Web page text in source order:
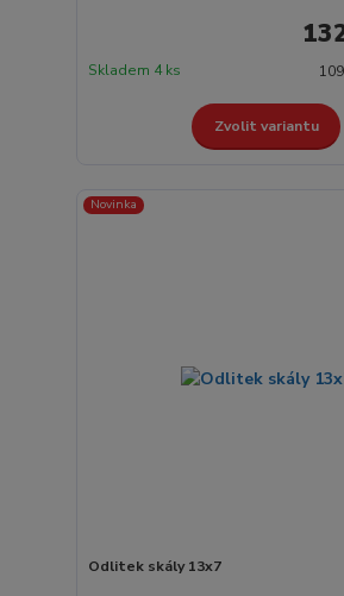
Skladem 4 ks
Zvolit variantu
Novinka
Odlitek skály 13x7